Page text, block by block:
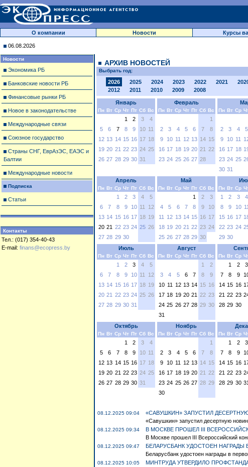
О компании Новости Курсы
06.08.2026
Новости
Экономика РБ
Банковские новости РБ
Финансовые рынки РБ
Новое в законодательстве
Международные связи
Союзное государство
Страны СНГ, ЕврАзЭС, ЕАЭС и
Балтии
Международные новости
Подписка
Статьи
Контакты
Тел.: (017) 354-40-43
E-mail: finans@ecopress.by
АРХИВ НОВОСТЕЙ
Выбрать год:
2026 2025 2024 2023 2022 2021
2012
2011 2010 2009 2008
Январь
Пн Вт Ср Чт Пт Сб Вс
1 2 3
4
5
6 7 8 9 10 11
12 13 14 15 16 17 18
19 20 21 22 23 24 25
26 27 28 29 30 31
Февраль
Пн Вт Ср Чт Пт Сб Вс
1
2
3 4 5 6 7
8
9
10 11 12 13 14 15
16 17 18 19 20 21 22
23 24 25 26 27 28
Пн Вт Ср
2
3 4 5
9
10 11
16 17 18
23 24 25
30 31
Апрель
Пн Вт Ср Чт Пт Сб Вс
1 2 3 4
5
6
7 8 9 10 11
12
13 14 15 16 17 18 19
20 21 22 23 24 25 26
27 28 29 30
Май
Пн Вт Ср Чт Пт Сб Вс
1 2
3
4
5 6 7 8 9
10
11
12 13 14 15 16 17
18 19 20 21 22 23 24
25 26 27 28 29 30
Пн Вт Ср
1 2 3 4
8
9 10 11
15 16 17
22 23 24
29 30
Июль
Пн Вт Ср Чт Пт Сб Вс
1 2 3 4
5
6
7 8 9 10 11
12
13 14 15 16 17 18 19
20 21 22 23 24 25 26
27 28 29 30 31
Август
Пн Вт Ср Чт Пт Сб Вс
1
2
3
4 5 6 7 8
9
10 11 12 13 14 15 16
17 18 19 20 21 22 23
24 25 26 27 28 29 30
31
Пн Вт Ср
1 2 3
7
8 9
14 15 16
21 22 23
28 29 30
Октябрь
Пн Вт Ср Чт Пт Сб Вс
1 2 3
4
5
6 7 8 9 10 11
12 13 14 15 16 17 18
19 20 21 22 23 24 25
26 27 28 29 30 31
Ноябрь
Пн Вт Ср Чт Пт Сб Вс
1
2
3 4 5 6 7
8
9
10 11 12 13 14 15
16 17 18 19 20 21 22
23 24 25 26 27 28 29
30
Пн Вт Ср
1 2 3
7
8 9
14 15 16
21 22 23
28 29 30 31
08.12.2025 09:04
«САВУШКИН» ЗАПУСТИЛ
«Савушкин» запустил десертную
08.12.2025 09:34
В МОСКВЕ ПРОШЕЛ III
В Москве прошел III Всероссийский
08.12.2025 09:47
БЕЛАРУСБАНК УДОСТОЕН
Беларусбанк удостоен награды в
08.12.2025 10:05
МИНТРУДА УТВЕРДИЛО